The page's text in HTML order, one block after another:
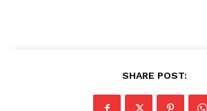
SHARE POST: